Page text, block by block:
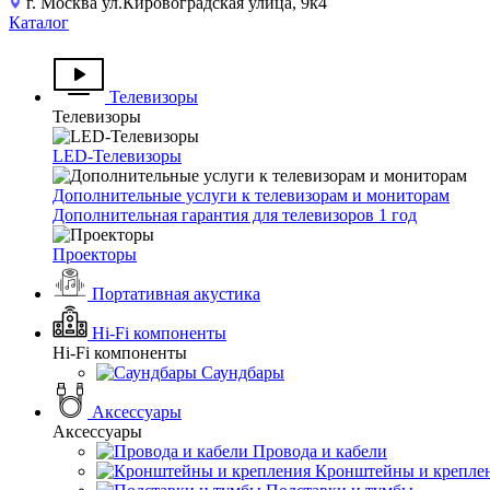
Каталог
Телевизоры
Телевизоры
LED-Телевизоры
Дополнительные услуги к телевизорам и мониторам
Дополнительная гарантия для телевизоров 1 год
Проекторы
Портативная акустика
Hi-Fi компоненты
Hi-Fi компоненты
Саундбары
Аксессуары
Аксессуары
Провода и кабели
Кронштейны и